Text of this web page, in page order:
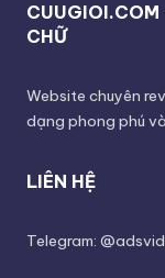
CUUGIOI.COM
CHỮ
Website chuyên
dạng phong phú
LIÊN HỆ
Telegram: